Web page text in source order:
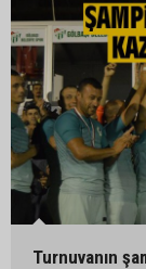
Turnuvanın